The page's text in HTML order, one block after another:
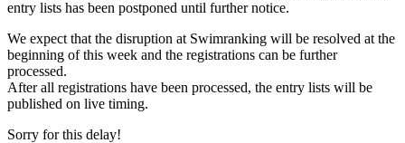
entry lists has been postponed until further notice.
We expect that the disruption at Swimranking will be resolved at the
beginning of this week and the registrations can be further
processed.
After all registrations have been processed, the entry lists will be
published on live timing.
Sorry for this delay!